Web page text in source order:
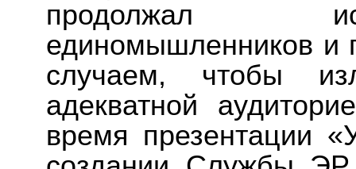
продолжал
единомышленников и
случаем, чтобы
адекватной
время презентации